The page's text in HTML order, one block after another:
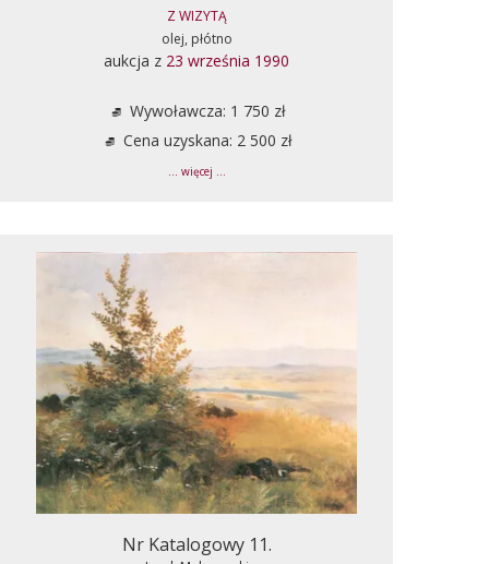
Z WIZYTĄ
olej, płótno
aukcja z 23 września 1990
Wywoławcza: 1 750 zł
Cena uzyskana: 2 500 zł
... więcej ...
Nr Katalogowy 11.